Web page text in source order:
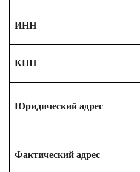
ИНН
КПП
Юридический адрес
Фактический адрес